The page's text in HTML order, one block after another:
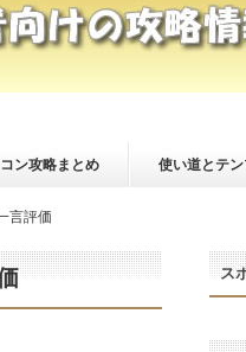
ン攻略まとめ 使い道とテン
言評価
ス